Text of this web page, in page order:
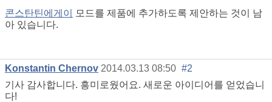
콘스탄틴에게이
모드를 제품에 추가하도록 제안하는 것이 남
아 있습니다.
Konstantin Chernov 2014.03.13 08:50 #2
기사 감사합니다. 흥미로웠어요. 새로운 아이디어를 얻었습니
다!